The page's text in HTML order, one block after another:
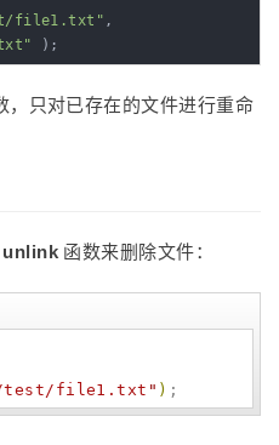
file1.txt"
);
，只对已存在的文件进行重命
unlink 函数来删除文件：
test/file1.txt " ) ;